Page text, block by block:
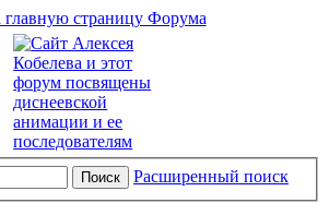
Поиск Расширенный поиск